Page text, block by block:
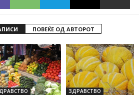
ПОВЕЌЕ ОД АВТОРОТ
ЗДРАВСТВО